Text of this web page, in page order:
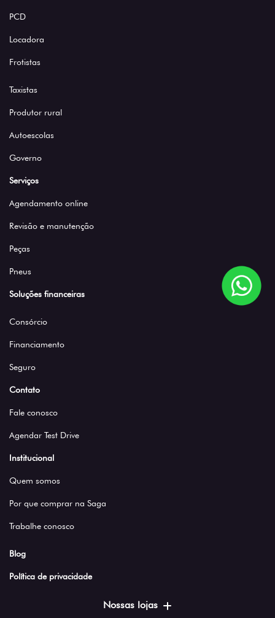
PCD
Locadora
Frotistas
Taxistas
Produtor rural
Autoescolas
Governo
Serviços
Agendamento online
Revisão e manutenção
Peças
Pneus
Soluções financeiras
Consórcio
Financiamento
Seguro
Contato
Fale conosco
Agendar Test Drive
Institucional
Quem somos
Por que comprar na Saga
Trabalhe conosco
Blog
Política de privacidade
Nossas lojas